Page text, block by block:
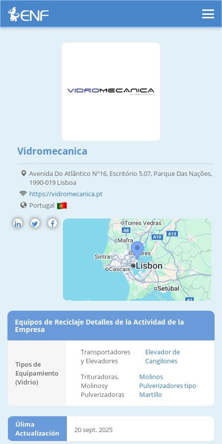
Vidromecanica
Avenida Do Atlântico Nº16, Escritório 5.07, Parque Das Nações,
1990-019 Lisboa
https://vidromecanica.pt
Portugal
Equipos de Reciclaje Detalles de la Actividad de la
Empresa
Tipos de
Equipamiento
(Vidrio)
Transportadores
y Elevadores
Elevador de
Cangilones
Trituradoras,
Molinosy
Pulverizadoras
Molinos
Pulverizadores tipo
Martillo
Úlima
Actualización
20 sept. 2025